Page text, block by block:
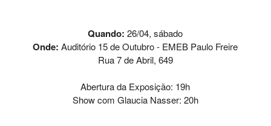
Quando: 26/04, sábado
Onde:Auditório 15 de Outubro - EMEB Paulo Freire
Rua 7 de Abril, 649
Abertura da Exposição: 19h
Show com Glaucia Nasser: 20h